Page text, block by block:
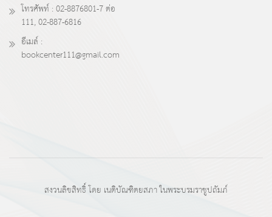
โทรศัพท์ : 02-8876801-7 ต่อ
111, 02-887-6816
อีเมล์ :
bookcenter111@gmail.com
สงวนลิขสิทธิ์ โดย เนติบัณฑิตยสภา ในพระบรมราชูปถัมภ์